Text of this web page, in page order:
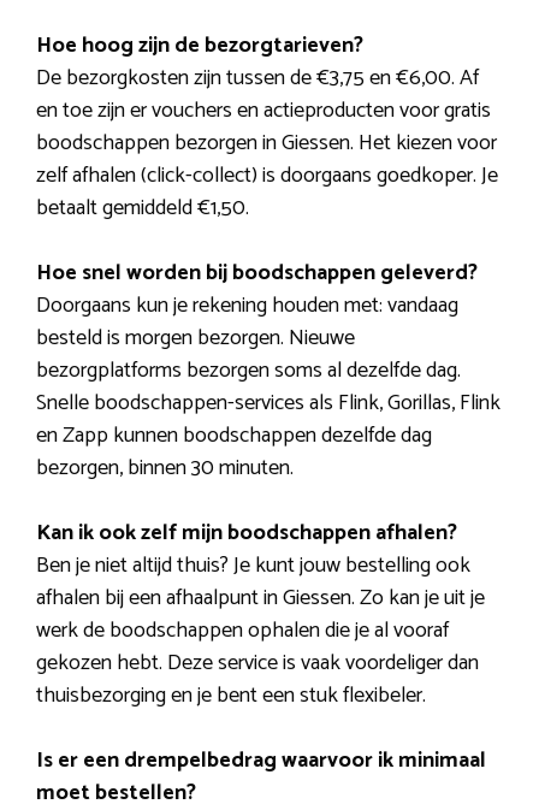
Hoe hoog zijn de bezorgtarieven?
De bezorgkosten zijn tussen de €3,75 en €6,00. Af
en toe zijn er vouchers en actieproducten voor gratis
boodschappen bezorgen in Giessen. Het kiezen voor
zelf afhalen (click-collect) is doorgaans goedkoper. Je
betaalt gemiddeld €1,50.
Hoe snel worden bij boodschappen geleverd?
Doorgaans kun je rekening houden met: vandaag
besteld is morgen bezorgen. Nieuwe
bezorgplatforms bezorgen soms al dezelfde dag.
Snelle boodschappen-services als Flink, Gorillas, Flink
en Zapp kunnen boodschappen dezelfde dag
bezorgen, binnen 30 minuten.
Kan ik ook zelf mijn boodschappen afhalen?
Ben je niet altijd thuis? Je kunt jouw bestelling ook
afhalen bij een afhaalpunt in Giessen. Zo kan je uit je
werk de boodschappen ophalen die je al vooraf
gekozen hebt. Deze service is vaak voordeliger dan
thuisbezorging en je bent een stuk flexibeler.
Is er een drempelbedrag waarvoor ik minimaal
moet bestellen?